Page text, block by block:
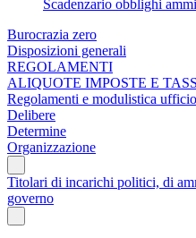
Scadenzario obblighi
Burocrazia zero
Disposizioni generali
REGOLAMENTI
ALIQUOTE IMPOSTE E
Regolamenti e modulistica
Delibere
Determine
Organizzazione
Titolari di incarichi politici, di
governo